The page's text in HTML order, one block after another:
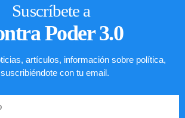
son bienvenidos en
Suscríbete a
Poder 3.0
artículos, información sobre política,
con tu email.